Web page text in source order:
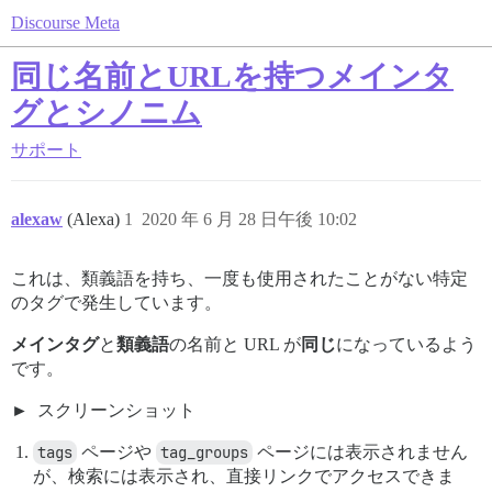
Discourse Meta
同じ名前とURLを持つメインタ
グとシノニム
サポート
alexaw (Alexa) 2020 年 6 月 28 日午後 10:02
1
これは、類義語を持ち、一度も使用されたことがない特定
のタグで発生しています。
メインタグと類義語の名前と URL が同じになっているよう
です。
スクリーンショット
tags ページや tag_groups ページには表示されません
が、検索には表示され、直接リンクでアクセスできま